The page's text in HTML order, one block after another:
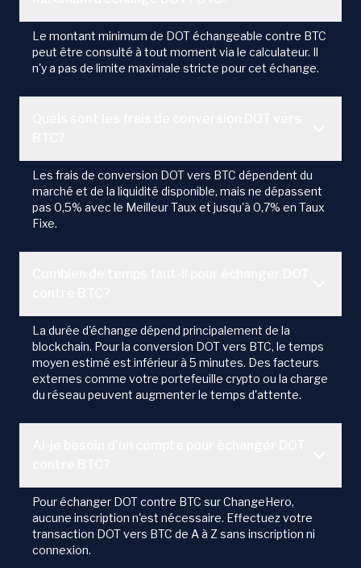
Le montant minimum de DOT échangeable contre BTC
peut être consulté à tout moment via le calculateur. Il
n'y a pas de limite maximale stricte pour cet échange.
Les frais de conversion DOT vers BTC dépendent du
marché et de la liquidité disponible, mais ne dépassent
pas 0,5% avec le Meilleur Taux et jusqu'à 0,7% en Taux
Fixe.
La durée d'échange dépend principalement de la
blockchain. Pour la conversion DOT vers BTC, le temps
moyen estimé est inférieur à 5 minutes. Des facteurs
externes comme votre portefeuille crypto ou la charge
du réseau peuvent augmenter le temps d'attente.
Pour échanger DOT contre BTC sur ChangeHero,
aucune inscription n'est nécessaire. Effectuez votre
transaction DOT vers BTC de A à Z sans inscription ni
connexion.